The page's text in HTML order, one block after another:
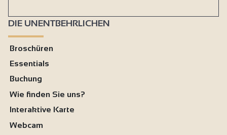
DIE UNENTBEHRLICHEN
Broschüren
Essentials
Buchung
Wie finden Sie uns?
Interaktive Karte
Webcam